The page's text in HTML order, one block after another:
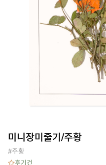
미니장미줄기/주황
#주황
후기건